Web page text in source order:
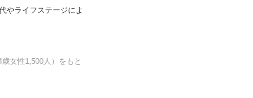
やライフステージによ
女性1,500人）をもと